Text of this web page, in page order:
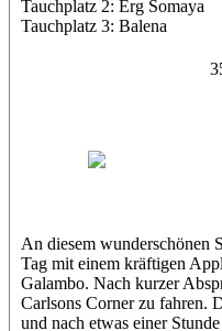
Tauchplatz 2: Erg Somaya
Tauchplatz 3: Balena
An diesem wunderschönen
Tag mit einem kräftigen
Galambo. Nach kurzer
Carlsons Corner zu fahren.
und nach etwas einer